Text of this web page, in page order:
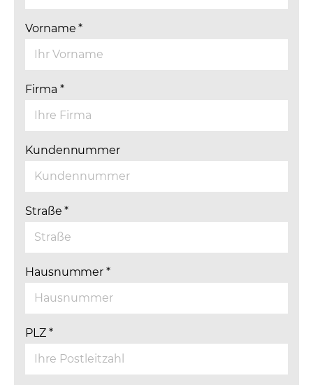
Vorname*
Firma *
Kundennummer
Straße*
Hausnummer*
PLZ *